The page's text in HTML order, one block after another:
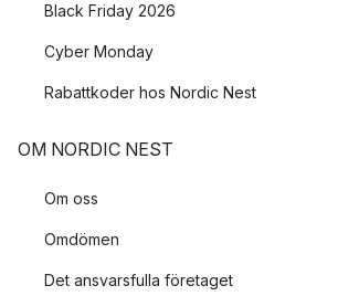
Black Friday 2026
Cyber Monday
Rabattkoder hos Nordic Nest
OM NORDIC NEST
Om oss
Omdömen
Det ansvarsfulla företaget